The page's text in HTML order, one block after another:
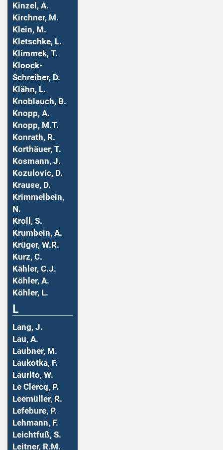
Kinzel, A.
Kirchner, M.
Klein, M.
Kletschke, L.
Klimmek, T.
Kloock-
Schreiber, D.
Klähn, L.
Knoblauch, B.
Knopp, A.
Knopp, M.T.
Konrath, R.
Korthäuer, T.
Kosmann, J.
Kozulovic, D.
Krause, D.
Krimmelbein,
N.
Kroll, S.
Krumbein, A.
Krüger, W.R.
Kurz, C.
Kähler, C.J.
Köhler, A.
Köhler, L.
L
Lang, J.
Lau, A.
Laubner, M.
Laukotka, F.
Laurito, W.
Le Clercq, P.
Leemüller, R.
Lefebure, P.
Lehmann, F.
Leichtfuß, S.
Leitner, R.M.